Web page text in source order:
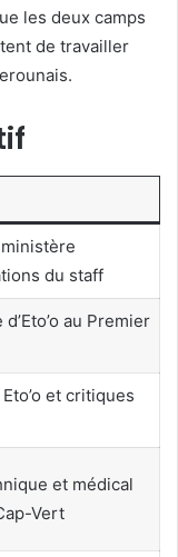
les deux camps
de travailler
du staff
au Premier
et critiques
et médical
Vert